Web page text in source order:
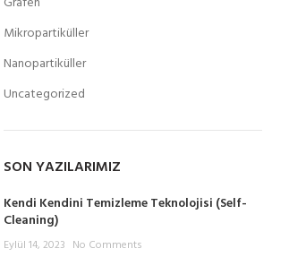
Mikropartiküller
Nanopartiküller
Uncategorized
SON YAZILARIMIZ
Kendi Kendini Temizleme Teknolojisi (Self-
Cleaning)
Eylül 14, 2023 No Comments